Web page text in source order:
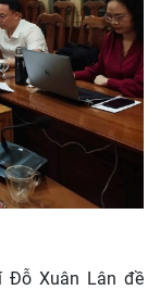
Đỗ Xuân Lân đề